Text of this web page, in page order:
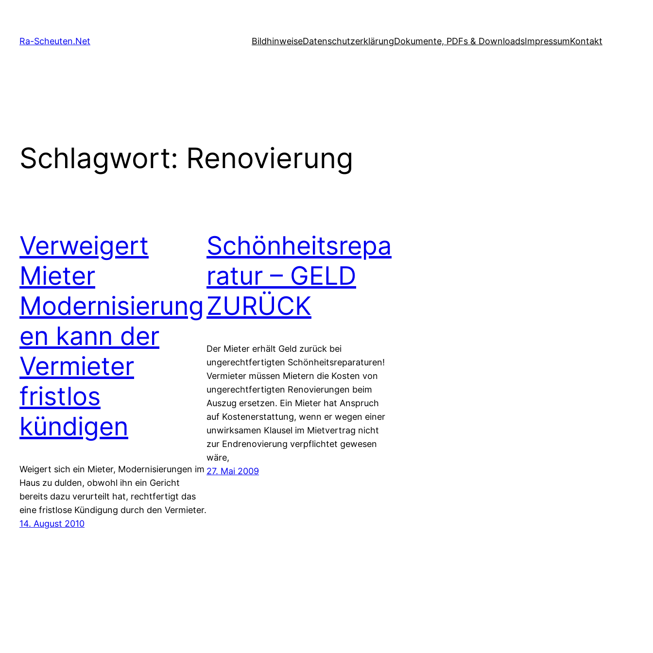
springen
Ra-Scheuten.Net BildhinweiseDatenschutzerklärungDokumente, PDFs & DownloadsImpressumKontakt
Schlagwort: Renovierung
Verweigert
Mieter
Modernisierung
en kann der
Vermieter
fristlos
kündigen
Weigert sich ein Mieter, Modernisierungen im
Haus zu dulden, obwohl ihn ein Gericht
bereits dazu verurteilt hat, rechtfertigt das
eine fristlose Kündigung durch den Vermieter.
14. August 2010
Schönheitsrepa
ratur – GELD
ZURÜCK
Der Mieter erhält Geld zurück bei
ungerechtfertigten Schönheitsreparaturen!
Vermieter müssen Mietern die Kosten von
ungerechtfertigten Renovierungen beim
Auszug ersetzen. Ein Mieter hat Anspruch
auf Kostenerstattung, wenn er wegen einer
unwirksamen Klausel im Mietvertrag nicht
zur Endrenovierung verpflichtet gewesen
wäre,
27. Mai 2009